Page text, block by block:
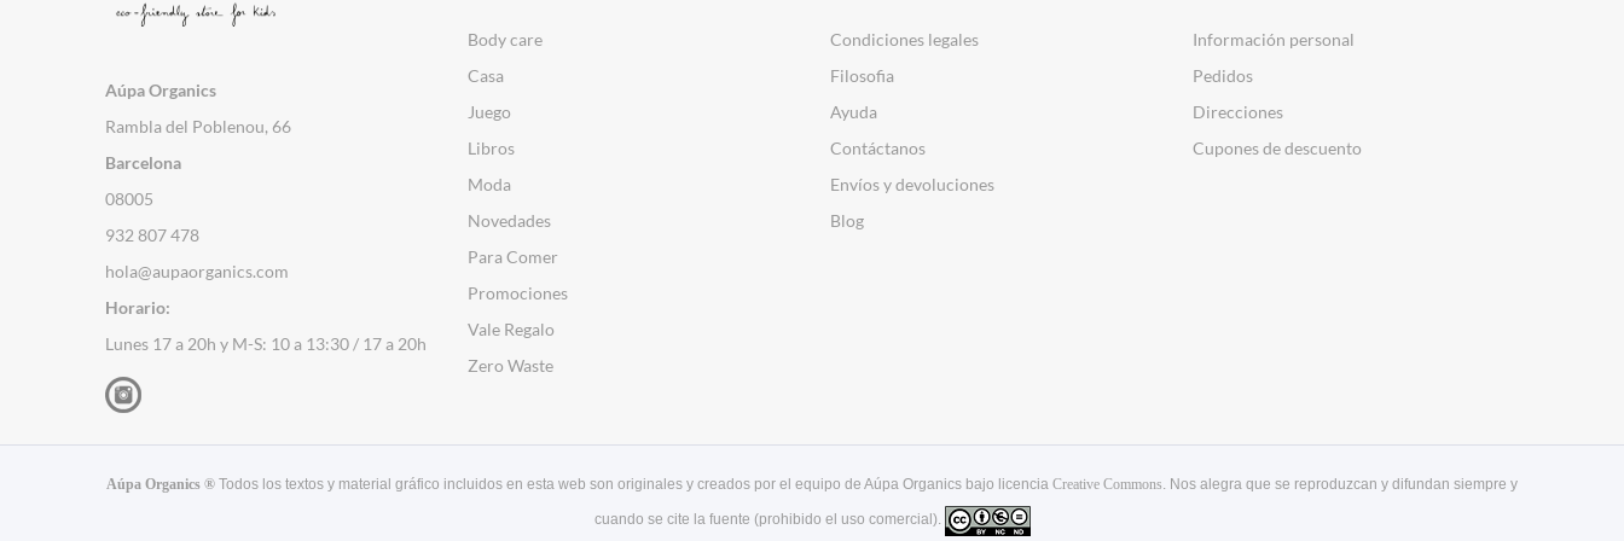
Aúpa Organics
Rambla del Poblenou, 66
Barcelona
08005
932 807 478
hola@aupaorganics.com
Horario:
Lunes 17 a 20h y M-S: 10 a 13:30 / 17 a 20h
Body care
Casa
Juego
Libros
Moda
Novedades
Para Comer
Promociones
Vale Regalo
Zero Waste
Condiciones legales
Filosofia
Ayuda
Contáctanos
Envíos y devoluciones
Blog
Información personal
Pedidos
Direcciones
Cupones de descuento
Aúpa Organics ® Todos los textos y material gráfico incluidos en esta web son originales y creados por el equipo de Aúpa Organics bajo licencia Creative Commons. Nos alegra que se reproduzcan y difundan siempre y
cuando se cite la fuente (prohibido el uso comercial).